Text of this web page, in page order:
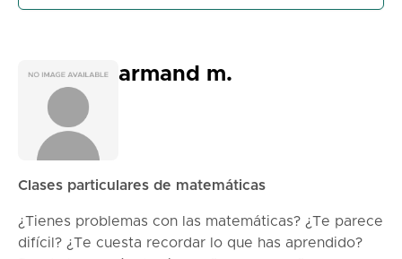
armand m.
Clases particulares de matemáticas
¿Tienes problemas con las matemáticas? ¿Te parece
difícil? ¿Te cuesta recordar lo que has aprendido?